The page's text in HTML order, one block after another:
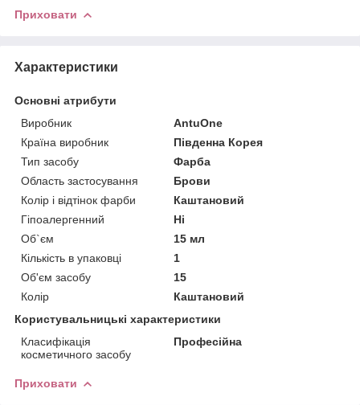
Приховати
Характеристики
Основні атрибути
Виробник
AntuOne
Країна виробник
Південна Корея
Тип засобу
Фарба
Область застосування
Брови
Колір і відтінок фарби
Каштановий
Гіпоалергенний
Ні
Об`єм
15 мл
Кількість в упаковці
1
Об'єм засобу
15
Колір
Каштановий
Користувальницькі характеристики
Класифікація
косметичного засобу
Професійна
Приховати